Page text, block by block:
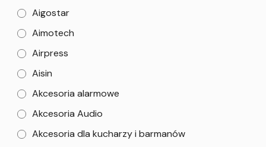
Aigostar
Aimotech
Airpress
Aisin
Akcesoria alarmowe
Akcesoria Audio
Akcesoria dla kucharzy i barmanów